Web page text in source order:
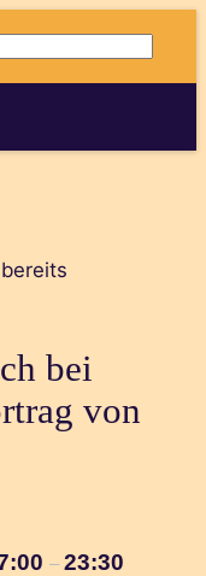
bei
von
– 23:30